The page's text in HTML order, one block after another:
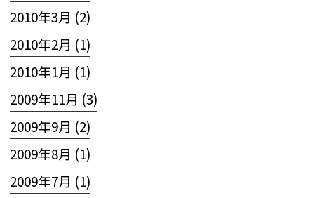
2010年3月 (2)
2010年2月 (1)
2010年1月 (1)
2009年11月 (3)
2009年9月 (2)
2009年8月 (1)
2009年7月 (1)